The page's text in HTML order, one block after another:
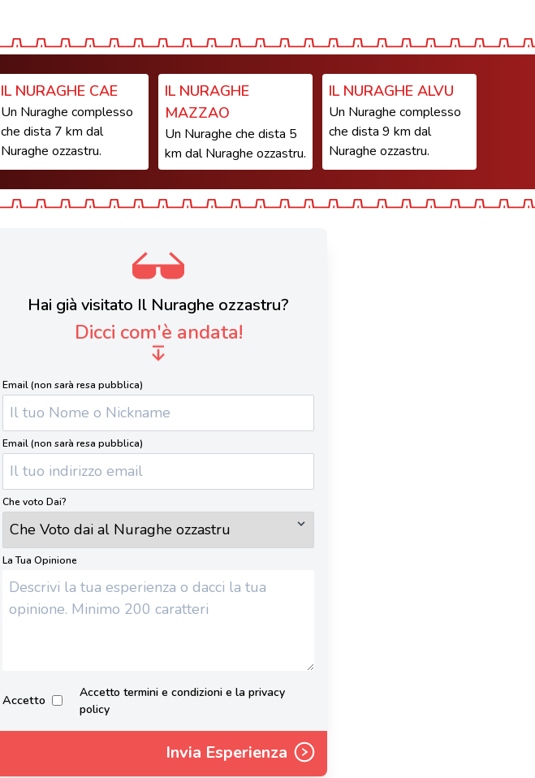
IL NURAGHE CAE
Un Nuraghe complesso
che dista 7 km dal
Nuraghe ozzastru.
IL NURAGHE
MAZZAO
Un Nuraghe che dista 5
km dal Nuraghe ozzastru.
IL NURAGHE ALVU
Un Nuraghe complesso
che dista 9 km dal
Nuraghe ozzastru.
Hai già visitato Il Nuraghe ozzastru?
Dicci com'è andata!
Email (non sarà resa pubblica)
Email (non sarà resa pubblica)
Che voto Dai?
La Tua Opinione
Accetto
Accetto termini e condizioni e la privacy
policy
Invia Esperienza